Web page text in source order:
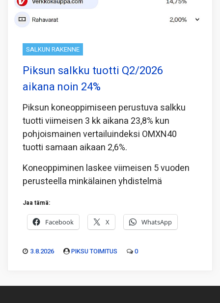
SALKUN RAKENNE
Piksun salkku tuotti Q2/2026
aikana noin 24%
Piksun koneoppimiseen perustuva salkku
tuotti viimeisen 3 kk aikana 23,8% kun
pohjoismainen vertailuindeksi OMXN40
tuotti samaan aikaan 2,6%.
Koneoppiminen laskee viimeisen 5 vuoden
perusteella minkälainen yhdistelmä
Jaa tämä:
Facebook X WhatsApp
3.8.2026 PIKSU TOIMITUS 0